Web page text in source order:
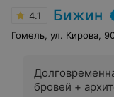
4.1 Бижин
Гомель, ул. Кирова,
бровей +